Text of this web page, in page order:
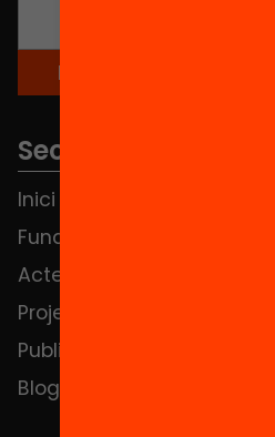
Seccions
Inici
Fundació
Actes
Projectes
Publicacions i vídeos
Blog